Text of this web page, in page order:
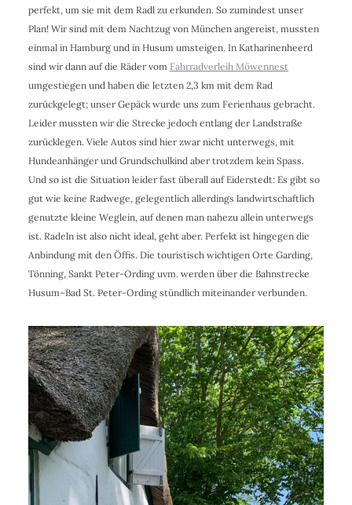
perfekt, um sie mit dem Radl zu erkunden. So zumindest unser
Plan! Wir sind mit dem Nachtzug von München angereist, mussten
einmal in Hamburg und in Husum umsteigen. In Katharinenheerd
sind wir dann auf die Räder vom Fahrradverleih Möwennest
umgestiegen und haben die letzten 2,3 km mit dem Rad
zurückgelegt; unser Gepäck wurde uns zum Ferienhaus gebracht.
Leider mussten wir die Strecke jedoch entlang der Landstraße
zurücklegen. Viele Autos sind hier zwar nicht unterwegs, mit
Hundeanhänger und Grundschulkind aber trotzdem kein Spass.
Und so ist die Situation leider fast überall auf Eiderstedt: Es gibt so
gut wie keine Radwege, gelegentlich allerdings landwirtschaftlich
genutzte kleine Weglein, auf denen man nahezu allein unterwegs
ist. Radeln ist also nicht ideal, geht aber. Perfekt ist hingegen die
Anbindung mit den Öffis. Die touristisch wichtigen Orte Garding,
Tönning, Sankt Peter-Ording uvm. werden über die Bahnstrecke
Husum–Bad St. Peter-Ording stündlich miteinander verbunden.